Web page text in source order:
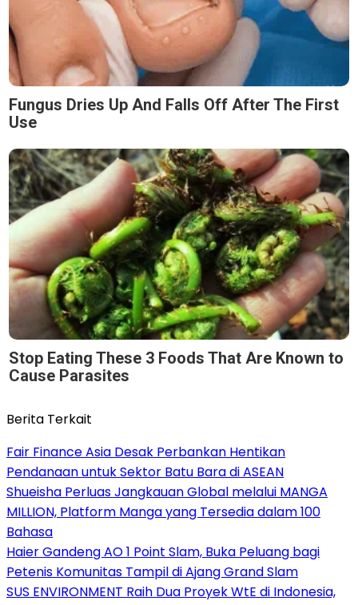
Fungus Dries Up And Falls Off After The First
Use
Stop Eating These 3 Foods That Are Known to
Cause Parasites
Berita Terkait
Fair Finance Asia Desak Perbankan Hentikan
Pendanaan untuk Sektor Batu Bara di ASEAN
Shueisha Perluas Jangkauan Global melalui MANGA
MILLION, Platform Manga yang Tersedia dalam 100
Bahasa
Haier Gandeng AO 1 Point Slam, Buka Peluang bagi
Petenis Komunitas Tampil di Ajang Grand Slam
SUS ENVIRONMENT Raih Dua Proyek WtE di Indonesia,